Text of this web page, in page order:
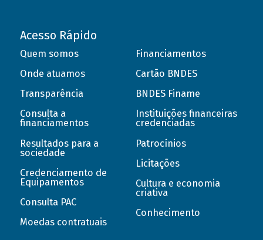
Acesso Rápido
Quem somos
Onde atuamos
Transparência
Consulta a
financiamentos
Resultados para a
sociedade
Credenciamento de
Equipamentos
Consulta PAC
Moedas contratuais
Financiamentos
Cartão BNDES
BNDES Finame
Instituições financeiras
credenciadas
Patrocínios
Licitações
Cultura e economia
criativa
Conhecimento